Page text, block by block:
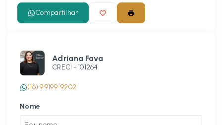
Compartilhar
Adriana Fava
CRECI - 101264
(16) 9 9199-9202
Nome